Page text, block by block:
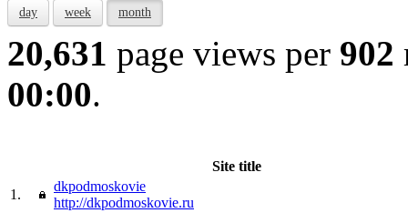
day week month
20,631 page views per 902
00:00.
Site title
1.
dkpodmoskovie
http://dkpodmoskovie.ru